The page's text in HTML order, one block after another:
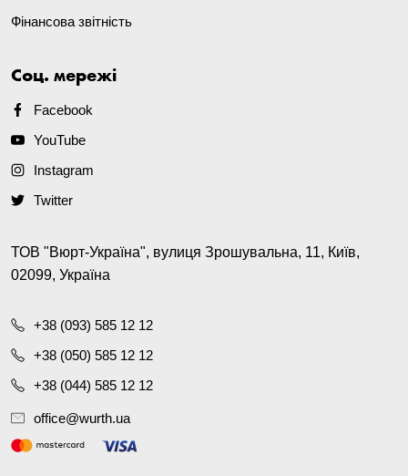
Фінансова звітність
Соц. мережі
Facebook
YouTube
Instagram
Twitter
ТОВ "Вюрт-Україна", вулиця Зрошувальна, 11, Київ,
02099, Україна
+38 (093) 585 12 12
+38 (050) 585 12 12
+38 (044) 585 12 12
office@wurth.ua